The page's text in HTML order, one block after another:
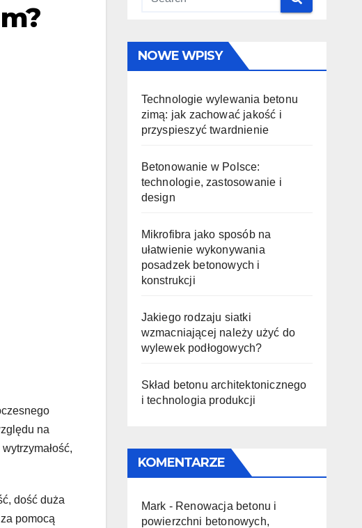
na
dość duża
pomocą
NOWE WPISY
Technologie wylewania betonu
zimą: jak zachować jakość i
przyspieszyć twardnienie
Betonowanie w Polsce:
technologie, zastosowanie i
design
Mikrofibra jako sposób na
ułatwienie wykonywania
posadzek betonowych i
konstrukcji
Jakiego rodzaju siatki
wzmacniającej należy użyć do
wylewek podłogowych?
Skład betonu architektonicznego
i technologia produkcji
KOMENTARZE
Mark - Renowacja betonu i
powierzchni betonowych,